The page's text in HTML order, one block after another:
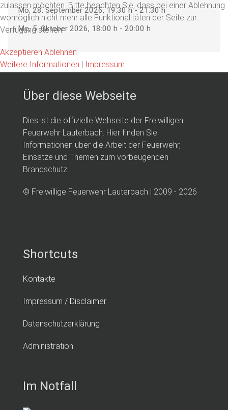
Mo, 28. September 2026, 19:30 h-21:30 h
Mo, 5. Oktober 2026, 18:00 h - 20:00 h
Über diese Webseite
Dies ist die offizielle Webseite der Freiwilligen
Feuerwehr Lauterbach. Hier finden Sie
Informationen über die Arbeit der Feuerwehr,
Einsätze und Themen zum vorbeugenden
Brandschutz.
© Freiwillige Feuerwehr Lauterbach | 2009 - 2026
Shortcuts
Kontakte
Impressum / Disclaimer
Datenschutzerklärung
Administration
Im Notfall
zulassen möchten. Bitte beachten Sie, dass bei einer Ablehnung
womöglich nicht mehr alle Funktionalitäten der Seite zur
Verfügung stehen.
Akzeptieren Ablehnen
Weitere Informationen | Impressum